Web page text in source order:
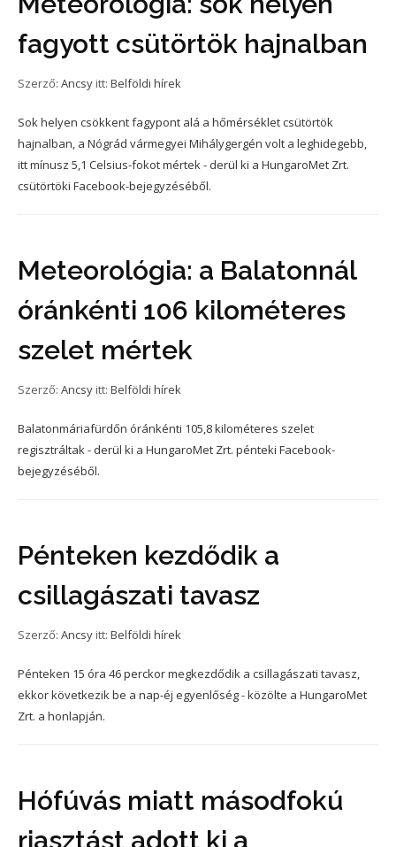
fagyott csütörtök hajnalban
Szerző: Ancsy itt: Belföldi hírek
Sok helyen csökkent fagypont alá a hőmérséklet csütörtök
hajnalban, a Nógrád vármegyei Mihálygergén volt a leghidegebb,
itt mínusz 5,1 Celsius-fokot mértek - derül ki a HungaroMet Zrt.
csütörtöki Facebook-bejegyzéséből.
Meteorológia: a Balatonnál
óránkénti 106 kilométeres
szelet mértek
Szerző: Ancsy itt: Belföldi hírek
Balatonmáriafürdőn óránkénti 105,8 kilométeres szelet
regisztráltak - derül ki a HungaroMet Zrt. pénteki Facebook-
bejegyzéséből.
Pénteken kezdődik a
csillagászati tavasz
Szerző: Ancsy itt: Belföldi hírek
Pénteken 15 óra 46 perckor megkezdődik a csillagászati tavasz,
ekkor következik be a nap-éj egyenlőség - közölte a HungaroMet
Zrt. a honlapján.
Hófúvás miatt másodfokú
riasztást adott ki a